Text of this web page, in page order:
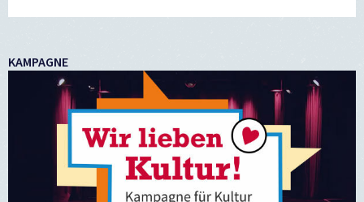
KAMPAGNE